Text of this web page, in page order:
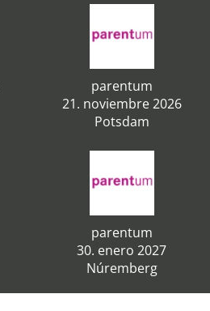
parentum
21. noviembre 2026
Potsdam
parentum
30. enero 2027
Núremberg